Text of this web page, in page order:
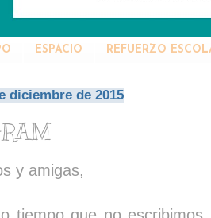
ESPACIO REFUERZO
diciembre de 2015
y amigas,